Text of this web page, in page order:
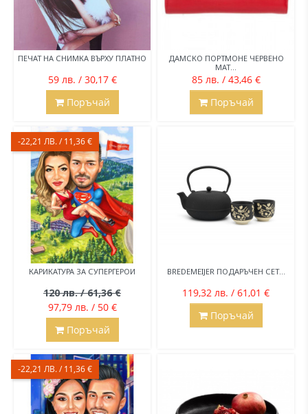
ПЕЧАТ НА СНИМКА ВЪРХУ ПЛАТНО
59 лв. / 30,17 €
Поръчай
ДАМСКО ПОРТМОНЕ ЧЕРВЕНО
МАТ...
85 лв. / 43,46 €
Поръчай
КАРИКАТУРА ЗА СУПЕРГЕРОИ
120 лв. / 61,36 €
97,79 лв. / 50 €
-22,21 ЛВ. / 11,36 €
Поръчай
BREDEMEIJER ПОДАРЪЧЕН СЕТ...
119,32 лв. / 61,01 €
Поръчай
-22,21 ЛВ. / 11,36 €